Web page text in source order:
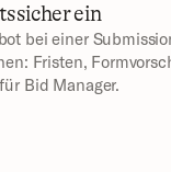
ein
bei einer
Fristen,
Bid Manager.